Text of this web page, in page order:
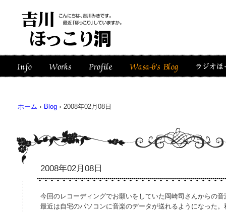
ホーム › Blog › 2008年02月08日
2008年02月08日
今回のレコーディングでお願いをしていた岡崎司さんからの音
最近は自宅のパソコンに音楽のデータが送れるようになった